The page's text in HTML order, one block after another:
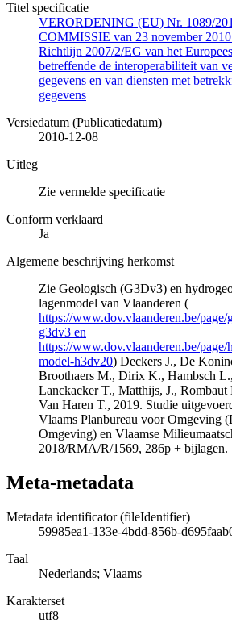
Titel specificatie
VERORDENING (EU) Nr. 1089/
COMMISSIE van 23 november
Richtlijn 2007/2/EG van het
betreffende de interoperabiliteit van
gegevens en van diensten met
gegevens
Versiedatum (Publicatiedatum)
2010-12-08
Uitleg
Zie vermelde specificatie
Conform verklaard
Ja
Algemene beschrijving herkomst
Zie Geologisch (G3Dv3) en
lagenmodel van Vlaanderen (
https://www.dov.vlaanderen.be/
g3dv3 en
https://www.dov.vlaanderen.be/
model-h3dv20) Deckers J., De
Broothaers M., Dirix K., Hambsch
Lanckacker T., Matthijs, J.,
Van Haren T., 2019. Studie
Vlaams Planbureau voor Omgeving
Omgeving) en Vlaamse
2018/RMA/R/1569, 286p + bijlagen.
Meta-metadata
Metadata identificator (fileIdentifier)
59985ea1-133e-4bdd-856b-
Taal
Nederlands; Vlaams
Karakterset
utf8